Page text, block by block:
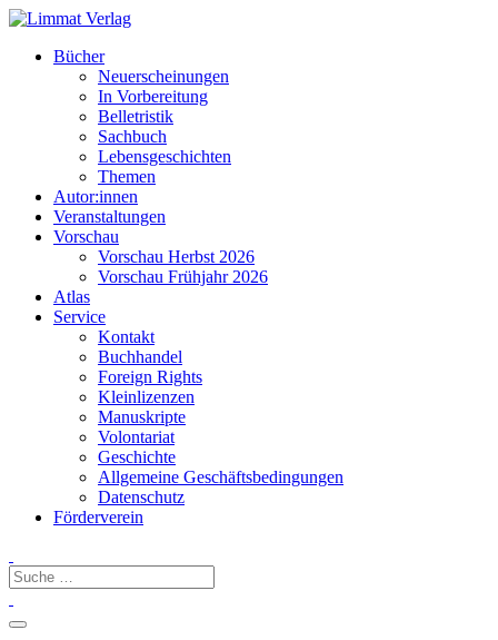
Bücher
Neuerscheinungen
In Vorbereitung
Belletristik
Sachbuch
Lebensgeschichten
Themen
Autor:innen
Veranstaltungen
Vorschau
Vorschau Herbst 2026
Vorschau Frühjahr 2026
Atlas
Service
Kontakt
Buchhandel
Foreign Rights
Kleinlizenzen
Manuskripte
Volontariat
Geschichte
Allgemeine Geschäftsbedingungen
Datenschutz
Förderverein